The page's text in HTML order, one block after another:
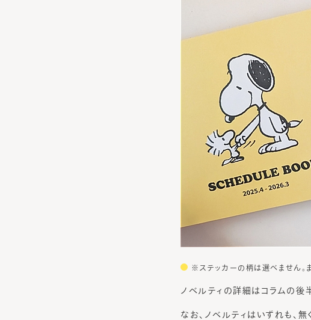
※ステッカーの柄は選べません。
ノベルティの詳細はコラムの後半
なお、ノベルティはいずれも、